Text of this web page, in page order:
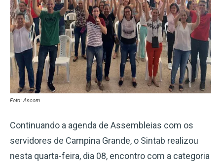
Foto: Ascom
Continuando a agenda de Assembleias com os
servidores de Campina Grande, o Sintab realizou
nesta quarta-feira, dia 08, encontro com a categoria